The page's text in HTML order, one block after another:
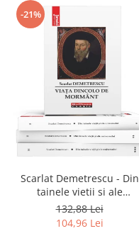
-21%
Scarlat Demetrescu - Din
tainele vietii si ale
universului, Volumele I-III +
Viata dincolo de mormant
132,88 Lei
104,96 Lei